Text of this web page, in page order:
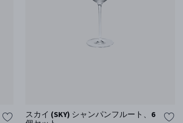
スカイ (SKY) シャンパンフルート、6